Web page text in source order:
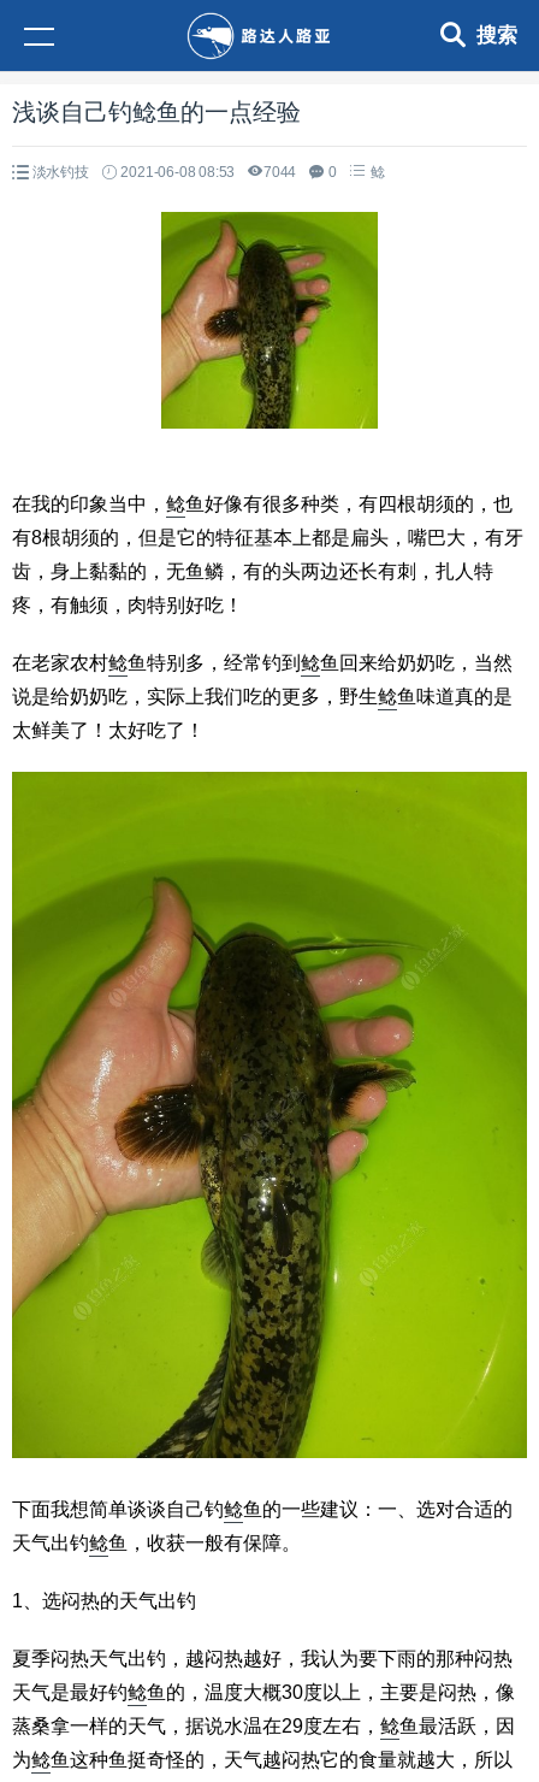
搜索
浅谈自己钓鲶鱼的一点经验
淡水钓技 2021-06-08 08:53 7044 0 鲶
在我的印象当中， 鲶鱼好像有很多种类，有四根胡须的，也
有8根胡须的，但是它的特征基本上都是扁头，嘴巴大，有牙
齿，身上黏黏的，无鱼鳞，有的头两边还长有刺，扎人特
疼，有触须，肉特别好吃！
在老家农村鲶鱼特别多，经常钓到 鲶鱼回来给奶奶吃，当然
说是给奶奶吃，实际上我们吃的更多，野生鲶鱼味道真的是
太鲜美了！太好吃了！
下面我想简单谈谈自己钓鲶鱼的一些建议：一、选对合适的
天气出钓鲶鱼，收获一般有保障。
1、选闷热的天气出钓
夏季闷热天气出钓，越闷热越好，我认为要下雨的那种闷热
天气是最好钓鲶鱼的，温度大概30度以上，主要是闷热，像
蒸桑拿一样的天气，据说水温在29度左右， 鲶鱼最活跃，因
为鲶鱼这种鱼挺奇怪的，天气越闷热它的食量就越大，所以